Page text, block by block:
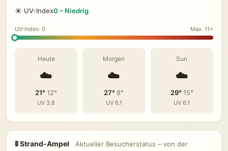
☀️ UV-Index0 – Niedrig
UV-Index: 0 Max. 11+
Heute
☁️
21°12°
UV 3.8
Morgen
☁️
27°8°
UV 6.1
Sun
☁️
29°15°
UV 6.1
🚦 Strand-Ampel
Aktueller Besucherstatus – von der